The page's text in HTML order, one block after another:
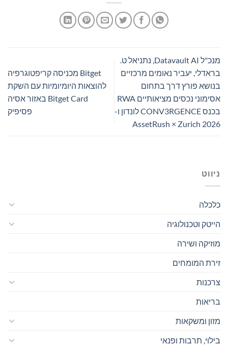
מנכ"ל Datavault AI, נתניאל ט.
בראדלי, יעביר נאומים מרכזיים
בנושא פורץ דרך בתחום
אסימוני נכסים מציאותיים RWA
בכנס CONV3RGENCE לונדון ו-
AssetRush × Zurich 2026
Bitget מכניסה קריפטוגרפיה
להוצאות היומיומיות עם השקת
Bitget Card באזור אסיה
פסיפיק
ניווט
כלכלה
הייטק וטכנולוגיה
מוזיקה ושירה
זירת המומחים
צרכנות
בריאות
מזון ומשקאות
בילוי, תרבות ופנאי